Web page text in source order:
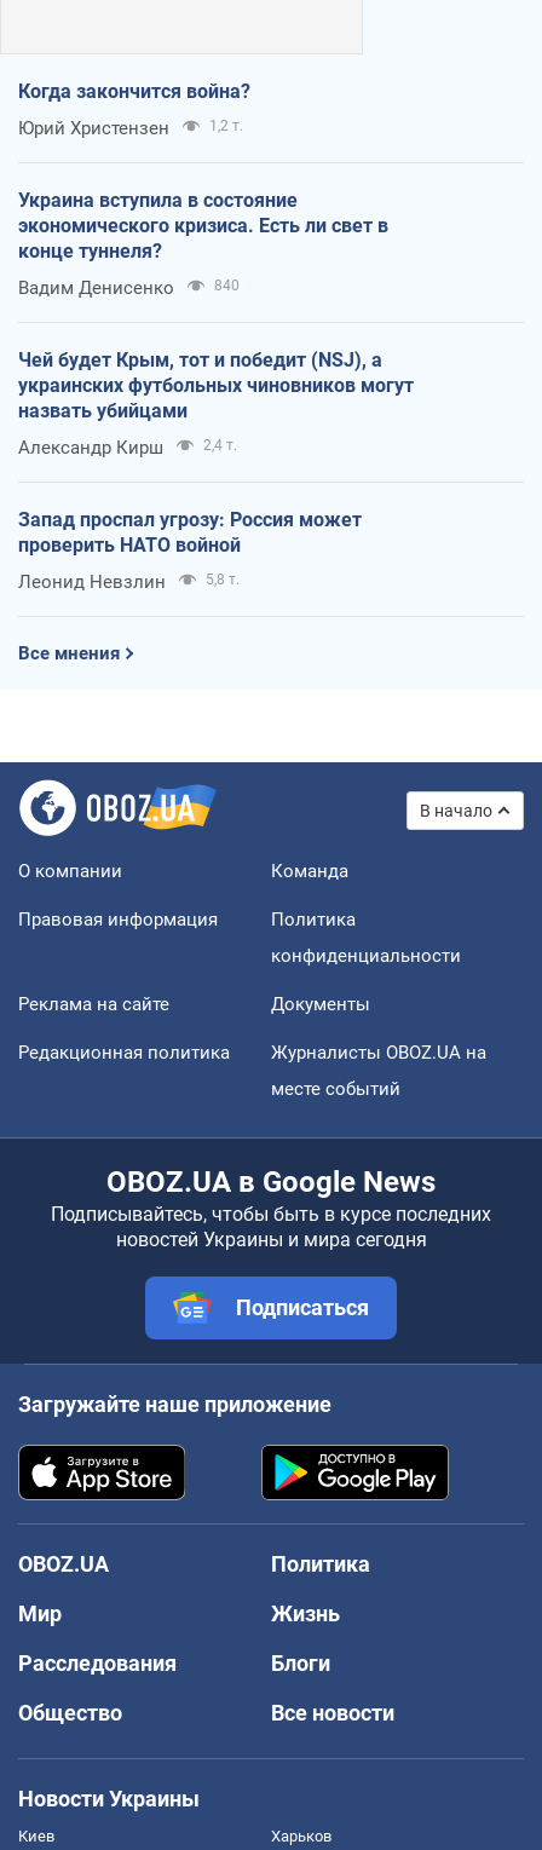
Когда закончится война?
Юрий Христензен 1,2 т.
Украина вступила в состояние
экономического кризиса. Есть ли свет в
конце туннеля?
Вадим Денисенко 840
Чей будет Крым, тот и победит (NSJ), а
украинских футбольных чиновников могут
назвать убийцами
Александр Кирш 2,4 т.
Запад проспал угрозу: Россия может
проверить НАТО войной
Леонид Невзлин 5,8 т.
Все мнения
В начало
О компании Команда
Правовая информация
Политика
конфиденциальности
Реклама на сайте Документы
Редакционная политика
Журналисты OBOZ.UA на
месте событий
OBOZ.UA в Google News
Подписывайтесь, чтобы быть в курсе последних
новостей Украины и мира сегодня
Подписаться
Загружайте наше приложение
OBOZ.UA
Политика
Мир
Жизнь
Расследования
Блоги
Общество
Все новости
Новости Украины
Киев Харьков